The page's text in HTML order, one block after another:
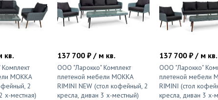
кв.
MOKKA
2
х-местная)
137 700 ₽ / м кв.
ООО "Ларокко" Комплект
плетеной мебели MOKKA
RIMINI NEW (стол кофейный, 2
кресла, диван 3 х-местный)
137 700 ₽ / м кв.
ООО "Ларокко"
плетеной мебели
RIMINI (стол
кресла, диван 3 х-